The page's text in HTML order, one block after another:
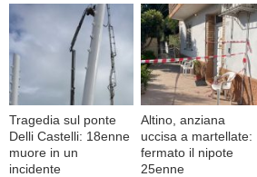
Tragedia sul ponte
Delli Castelli: 18enne
muore in un
incidente
Altino, anziana
uccisa a martellate:
fermato il nipote
25enne